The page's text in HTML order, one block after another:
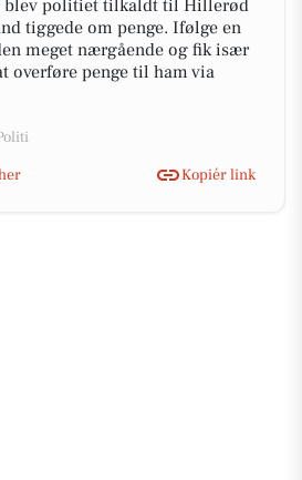
blev politiet tilkaldt til Hillerød
tiggede om penge. Ifølge en
meget nærgående og fik især
overføre penge til ham via
Kopiér link